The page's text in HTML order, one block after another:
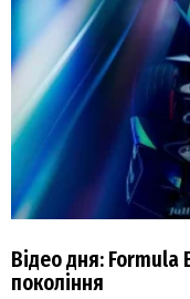
Відео дня: Formula
покоління